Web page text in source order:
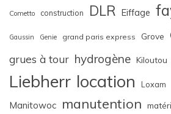
Cometto construction DLR Eiffage
Gaussin Genie grand paris express Grove
grues à tour hydrogène Kiloutou
Liebherr location Loxam
Manitowoc manutention